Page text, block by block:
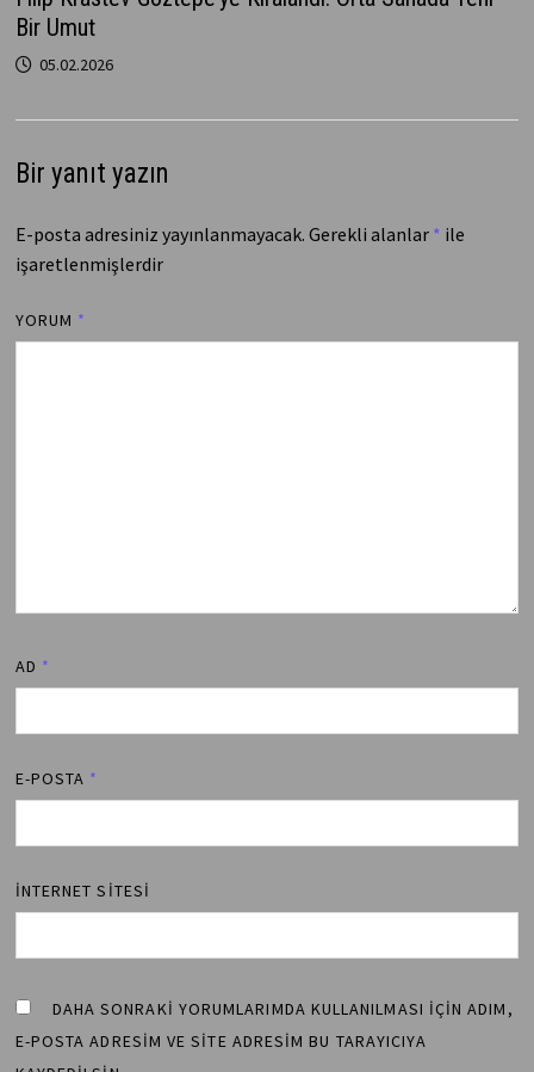
Bir Umut
05.02.2026
Bir yanıt yazın
E-posta adresiniz yayınlanmayacak. Gerekli alanlar * ile
işaretlenmişlerdir
YORUM *
AD *
E-POSTA *
İNTERNET SITESI
DAHA SONRAKI YORUMLARIMDA KULLANILMASI IÇIN ADIM,
E-POSTA ADRESIM VE SITE ADRESIM BU TARAYICIYA